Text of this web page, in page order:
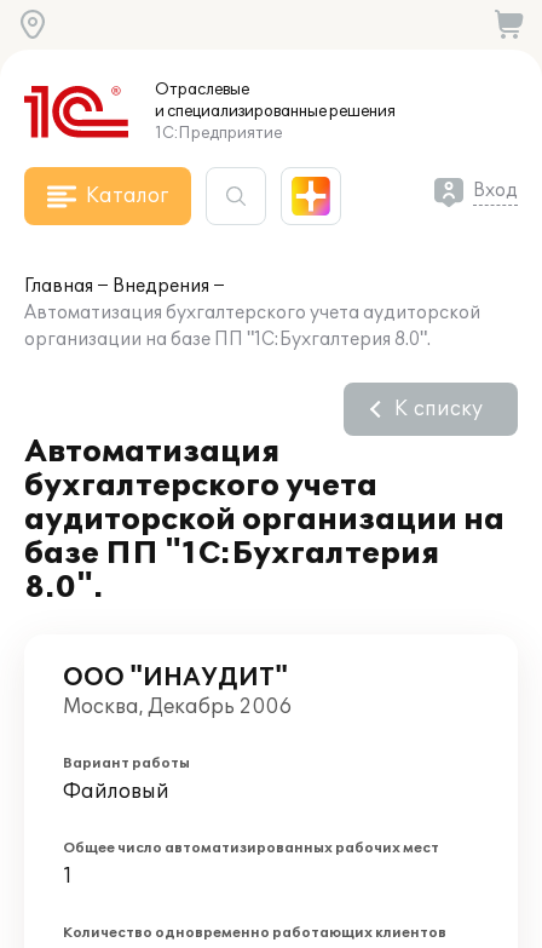
Отраслевые
и специализированныерешения
1С:Предприятие
Каталог Вход
Главная
Внедрения
Автоматизация бухгалтерского учета аудиторской
организации на базе ПП "1С:Бухгалтерия 8.0".
Автоматизация
бухгалтерского учета
аудиторской организации на
базе ПП "1С:Бухгалтерия
8.0".
К списку
ООО "ИНАУДИТ"
Москва, Декабрь 2006
Вариант работы
Файловый
Общее число автоматизированных рабочих мест
1
Количество одновременно работающих клиентов